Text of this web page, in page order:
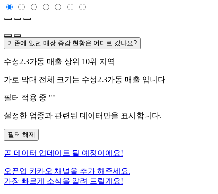
기존에 있던 매장 증감 현황은 어디로 갔나요?
수성2.3가동 매출 상위 10위 지역
가로 막대 전체 크기는 수성2.3가동 매출 입니다
필터 적용 중 ""
설정한 업종과 관련된 데이터만을 표시합니다.
필터 해제
곧 데이터 업데이트 될 예정이에요!
오픈업 카카오 채널을 추가 해주세요.
가장 빠르게 소식을 알려 드릴게요!